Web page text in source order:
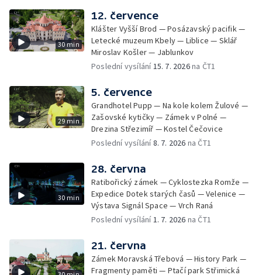
30 min
12. července
Klášter Vyšší Brod — Posázavský pacifik —
Letecké muzeum Kbely — Liblice — Sklář
Miroslav Košler — Jablunkov
Poslední vysílání15. 7. 2026na ČT1
29 min
5. července
Grandhotel Pupp — Na kole kolem Žulové —
Zašovské kytičky — Zámek v Polné —
Drezina Střezimíř — Kostel Čečovice
Poslední vysílání8. 7. 2026 na ČT1
30 min
28. června
Ratibořický zámek — Cyklostezka Romže —
Expedice Dotek starých časů — Velenice —
Výstava Signál Space — Vrch Raná
Poslední vysílání1. 7. 2026 na ČT1
21. června
Zámek Moravská Třebová — History Park —
Fragmenty paměti — Ptačí park Střimická